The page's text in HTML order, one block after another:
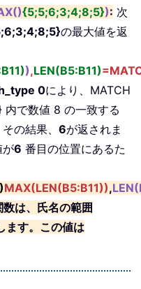
{5;5;6;3;4;8;5}): 次
の最大値を返
),LEN(B5:B11)=
0により、MATCH
で数値 8 の一致する
の結果、 6が返されま
が6 番目の位置にあるた
MAX(LEN(B5:B11)),
数は、氏名の範囲
ます。この値は